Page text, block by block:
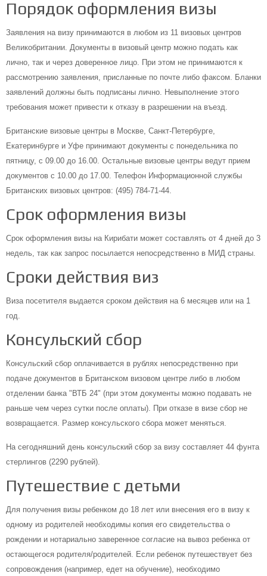
Порядок оформления визы
Заявления на визу принимаются в любом из 11 визовых центров
Великобритании. Документы в визовый центр можно подать как
лично, так и через доверенное лицо. При этом не принимаются к
рассмотрению заявления, присланные по почте либо факсом. Бланки
заявлений должны быть подписаны лично. Невыполнение этого
требования может привести к отказу в разрешении на въезд.
Британские визовые центры в Москве, Санкт-Петербурге,
Екатеринбурге и Уфе принимают документы с понедельника по
пятницу, с 09.00 до 16.00. Остальные визовые центры ведут прием
документов с 10.00 до 17.00. Телефон Информационной службы
Британских визовых центров: (495) 784-71-44.
Срок оформления визы
Срок оформления визы на Кирибати может составлять от 4 дней до 3
недель, так как запрос посылается непосредственно в МИД страны.
Сроки действия виз
Виза посетителя выдается сроком действия на 6 месяцев или на 1
год.
Консульский сбор
Консульский сбор оплачивается в рублях непосредственно при
подаче документов в Британском визовом центре либо в любом
отделении банка "ВТБ 24" (при этом документы можно подавать не
раньше чем через сутки после оплаты). При отказе в визе сбор не
возвращается. Размер консульского сбора может меняться.
На сегодняшний день консульский сбор за визу составляет 44 фунта
стерлингов (2290 рублей).
Путешествие с детьми
Для получения визы ребенком до 18 лет или внесения его в визу к
одному из родителей необходимы копия его свидетельства о
рождении и нотариально заверенное согласие на вывоз ребенка от
остающегося родителя/родителей. Если ребенок путешествует без
сопровождения (например, едет на обучение), необходимо